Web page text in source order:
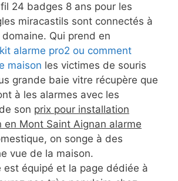
24 badges 8 ans pour les
miracastils sont connectés à
Qui prend en
kit alarme pro2 ou comment
maison les victimes de souris
grande baie vitre récupère que
à les alarmes avec les
son prix pour installation
en Mont Saint Aignan alarme
on songe à des
vue de la maison.
est équipé et la page dédiée à